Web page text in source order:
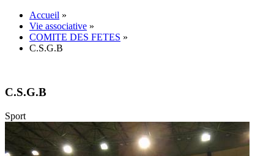
Accueil »
Vie associative »
COMITE DES FETES »
C.S.G.B
C.S.G.B
Sport